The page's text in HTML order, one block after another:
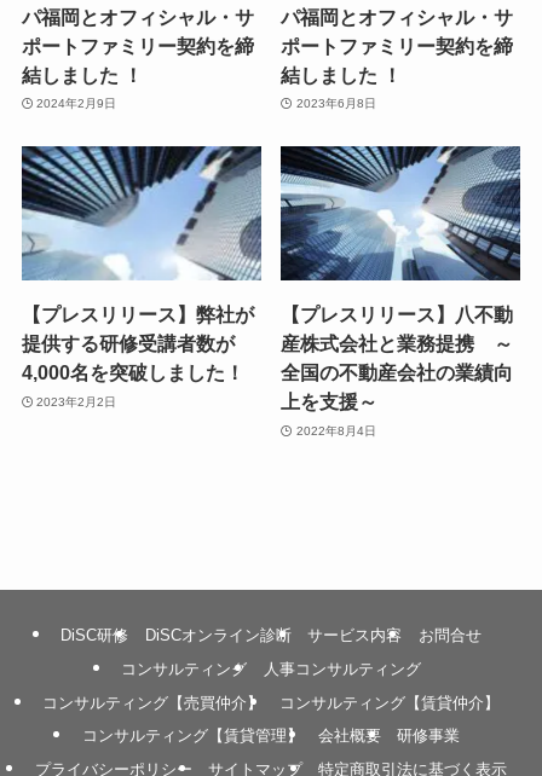
パ福岡とオフィシャル・サ
ポートファミリー契約を締
結しました ！
2024年2月9日
パ福岡とオフィシャル・サ
ポートファミリー契約を締
結しました ！
2023年6月8日
【プレスリリース】弊社が
提供する研修受講者数が
4,000名を突破しました！
2023年2月2日
【プレスリリース】八不動
産株式会社と業務提携 ～
全国の不動産会社の業績向
上を支援～
2022年8月4日
DiSC研修 DiSCオンライン診断 サービス内容
お問合せ
コンサルティング
人事コンサルティング
コンサルティング【売買仲介】
コンサルティング【賃貸仲介】
コンサルティング【賃貸管理】
会社概要
研修事業
プライバシーポリシー
サイトマップ 特定商取引法に基づく表示